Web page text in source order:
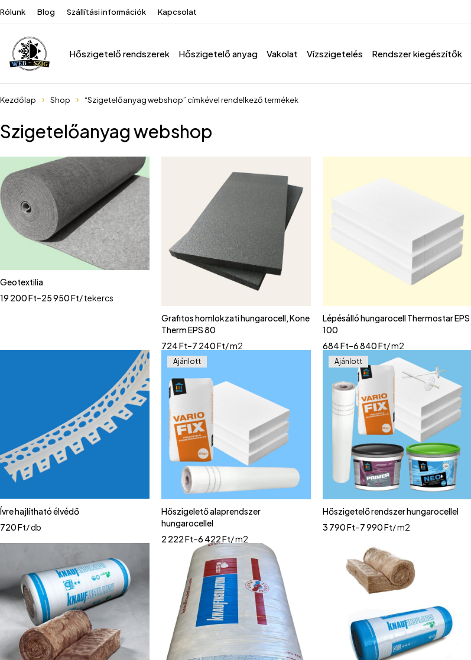
Rólunk Blog Szállítási információk Kapcsolat
Hőszigetelő rendszerek Hőszigetelő anyag Vakolat Vízszigetelés Rendszer kiegészítők
Kezdőlap Shop “Szigetelőanyag webshop” címkével rendelkező termékek
Szigetelőanyag webshop
Geotextilia
19 200Ft–25 950Ft/ tekercs
Grafitos homlokzati hungarocell, Kone
Therm EPS 80
724Ft–7 240Ft/ m2
Lépésálló hungarocell Thermostar EPS
100
684Ft–6 840Ft/ m2
Ívre hajlítható élvédő
720Ft/ db
Ajánlott
Hőszigelető alaprendszer
hungarocellel
2 222Ft–6 422Ft/ m2
Ajánlott
Hőszigetelő rendszer hungarocellel
3 790Ft–7 990Ft/ m2